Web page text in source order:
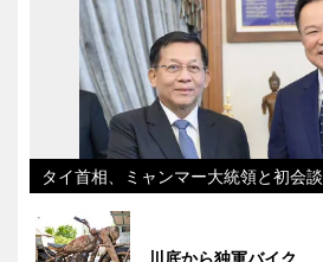
タイ首相、ミャンマー大統領と初会談
川底から独軍バイク